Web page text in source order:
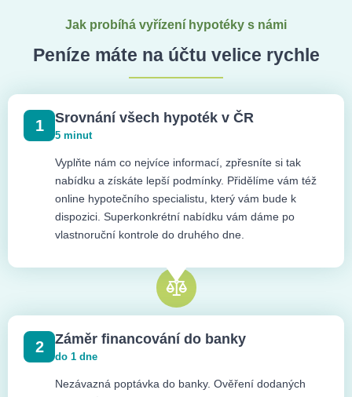
Jak probíhá vyřízení hypotéky s námi
Peníze máte na účtu velice rychle
1 Srovnání všech hypoték v ČR
5 minut
Vyplňte nám co nejvíce informací, zpřesníte si tak
nabídku a získáte lepší podmínky. Přidělíme vám též
online hypotečního specialistu, který vám bude k
dispozici. Superkonkrétní nabídku vám dáme po
vlastnoruční kontrole do druhého dne.
2 Záměr financování do banky
do 1 dne
Nezávazná poptávka do banky. Ověření dodaných